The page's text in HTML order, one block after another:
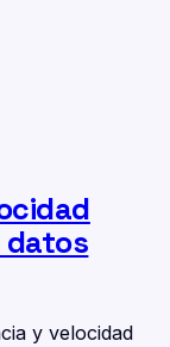
datos
y velocidad